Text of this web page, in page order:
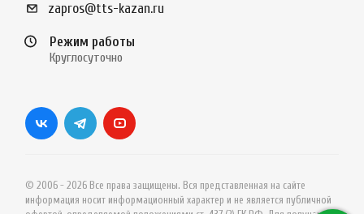
zapros@tts-kazan.ru
Режим работы
Круглосуточно
© 2006 - 2026 Все права защищены. Вся представленная на сайте
информация носит информационный характер и не является публичной